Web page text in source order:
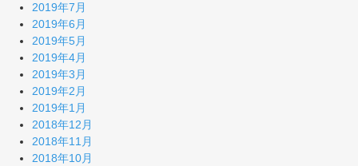
2019年7月
2019年6月
2019年5月
2019年4月
2019年3月
2019年2月
2019年1月
2018年12月
2018年11月
2018年10月